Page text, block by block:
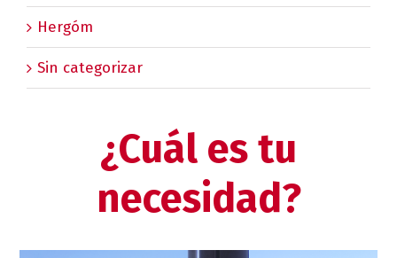
Hergóm
Sin categorizar
¿Cuál es tu
necesidad?